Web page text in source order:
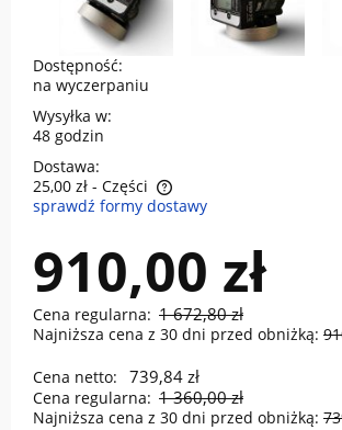
Dostępność:
na wyczerpaniu
Wysyłka w:
48 godzin
Dostawa:
25,00 zł - Części
Cena nie zawiera ewentualnych kosztów
sprawdź formy dostawy
910,00 zł
Cena regularna: 1 672,80 zł
Najniższa cena z 30 dni przed obniżką:
Cena netto: 739,84 zł
Cena regularna: 1 360,00 zł
Najniższa cena z 30 dni przed obniżką: